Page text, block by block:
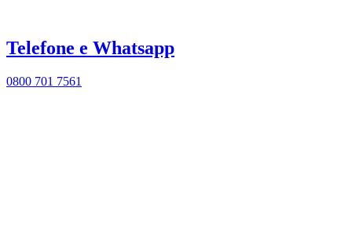
Telefone e Whatsapp
0800 701 7561